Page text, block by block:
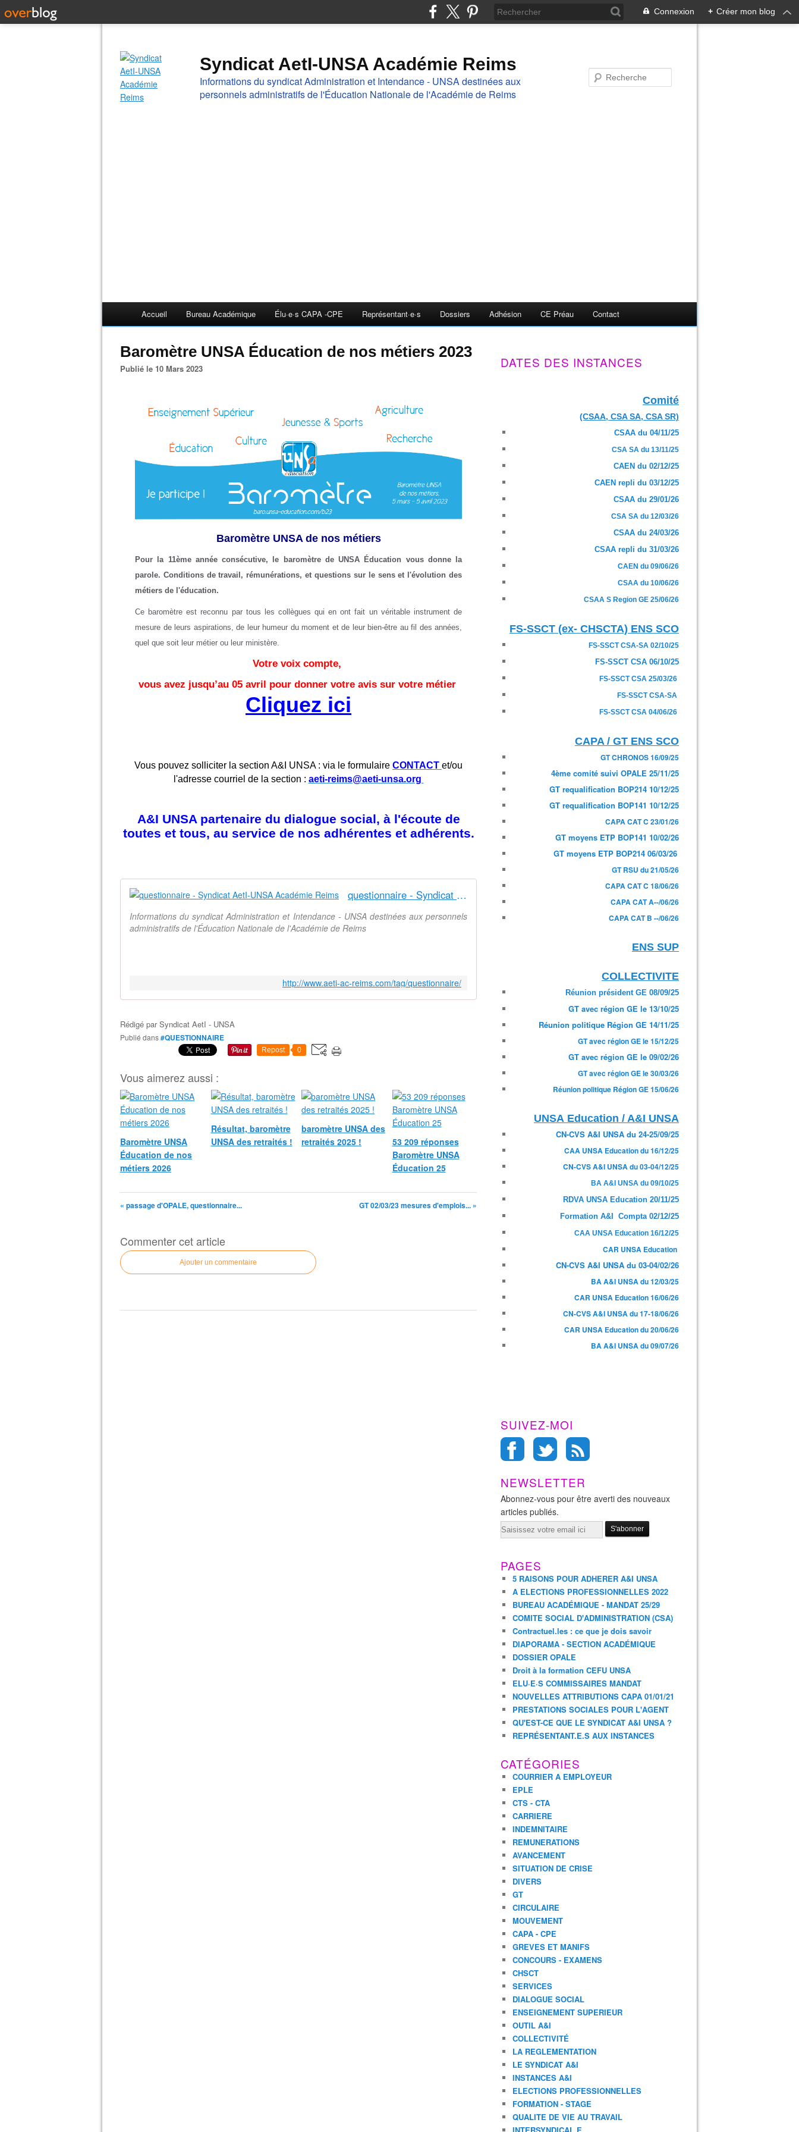
Connexion + Créer mon blog
Syndicat AetI-UNSA Académie Reims
Informations du syndicat Administration et Intendance - UNSA destinées aux
personnels administratifs de l'Éducation Nationale de l'Académie de Reims
Accueil Bureau Académique Élu·e·s CAPA -CPE Représentant·e·s Dossiers Adhésion CE Préau Contact
Baromètre UNSA Éducation de nos métiers 2023
Publié le 10 Mars 2023
Baromètre UNSA de nos métiers
Pour la 11ème année consécutive, le baromètre de UNSA Éducation vous donne la
parole. Conditions de travail, rémunérations, et questions sur le sens et l'évolution des
métiers de l'éducation.
Ce baromètre est reconnu par tous les collègues qui en ont fait un véritable instrument de
mesure de leurs aspirations, de leur humeur du moment et de leur bien-être au fil des années,
quel que soit leur métier ou leur ministère.
Votre voix compte,
vous avez jusqu’au 05 avril pour donner votre avis sur votre métier
Cliquez ici
Vous pouvez solliciter la section A&I UNSA : via le formulaire CONTACT et/ou
l'adresse courriel de la section : aeti-reims@aeti-unsa.org
A&I UNSA partenaire du dialogue social, à l'écoute de
toutes et tous, au service de nos adhérentes et adhérents.
questionnaire - Syndicat AetI-UNSA Académie Reims
Informations du syndicat Administration et Intendance - UNSA destinées aux personnels
administratifs de l'Éducation Nationale de l'Académie de Reims
http://www.aeti-ac-reims.com/tag/questionnaire/
Rédigé parSyndicat AetI - UNSA
Publié dans#QUESTIONNAIRE
Repost 0
Vous aimerez aussi :
Baromètre UNSA
Éducation de nos
métiers 2026
Résultat, baromètre
UNSA des retraités !
baromètre UNSA des
retraités 2025 !
53 209 réponses
Baromètre UNSA
Éducation 25
« passage d'OPALE, questionnaire... GT 02/03/23 mesures d'emplois... »
Commenter cet article
Ajouter un commentaire
DATES DES INSTANCES
Comité
(CSAA, CSA SA, CSA SR)
CSAA du 04/11/25
CSA SA du 13/11/25
CAEN du 02/12/25
CAEN repli du 03/12/25
CSAA du 29/01/26
CSA SA du 12/03/26
CSAA du 24/03/26
CSAA repli du 31/03/26
CAEN du 09/06/26
CSAA du 10/06/26
CSAA S Region GE 25/06/26
FS-SSCT (ex- CHSCTA) ENS SCO
FS-SSCT CSA-SA 02/10/25
FS-SSCT CSA 06/10/25
FS-SSCT CSA 25/03/26
FS-SSCT CSA-SA
FS-SSCT CSA 04/06/26
CAPA / GT ENS SCO
GT CHRONOS 16/09/25
4ème comité suivi OPALE 25/11/25
GT requalification BOP214 10/12/25
GT requalification BOP141 10/12/25
CAPA CAT C 23/01/26
GT moyens ETP BOP141 10/02/26
GT moyens ETP BOP214 06/03/26
GT RSU du 21/05/26
CAPA CAT C 18/06/26
CAPA CAT A--/06/26
CAPA CAT B --/06/26
ENS SUP
COLLECTIVITE
Réunion président GE 08/09/25
GT avec région GE le 13/10/25
Réunion politique Région GE 14/11/25
GT avec région GE le 15/12/25
GT avec région GE le 09/02/26
GT avec région GE le 30/03/26
Réunion politique Région GE 15/06/26
UNSA Education / A&I UNSA
CN-CVS A&I UNSA du 24-25/09/25
CAA UNSA Education du 16/12/25
CN-CVS A&I UNSA du 03-04/12/25
BA A&I UNSA du 09/10/25
RDVA UNSA Education 20/11/25
Formation A&I Compta 02/12/25
CAA UNSA Education 16/12/25
CAR UNSA Education
CN-CVS A&I UNSA du 03-04/02/26
BA A&I UNSA du 12/03/25
CAR UNSA Education 16/06/26
CN-CVS A&I UNSA du 17-18/06/26
CAR UNSA Education du 20/06/26
BA A&I UNSA du 09/07/26
SUIVEZ-MOI
NEWSLETTER
Abonnez-vous pour être averti des nouveaux
articles publiés.
Email
PAGES
5 RAISONS POUR ADHERER A&I UNSA
A ELECTIONS PROFESSIONNELLES 2022
BUREAU ACADÉMIQUE - MANDAT 25/29
COMITE SOCIAL D'ADMINISTRATION (CSA)
Contractuel.les : ce que je dois savoir
DIAPORAMA - SECTION ACADÉMIQUE
DOSSIER OPALE
Droit à la formation CEFU UNSA
ELU·E·S COMMISSAIRES MANDAT
NOUVELLES ATTRIBUTIONS CAPA 01/01/21
PRESTATIONS SOCIALES POUR L'AGENT
QU'EST-CE QUE LE SYNDICAT A&I UNSA ?
REPRÉSENTANT.E.S AUX INSTANCES
CATÉGORIES
COURRIER A EMPLOYEUR
EPLE
CTS - CTA
CARRIERE
INDEMNITAIRE
REMUNERATIONS
AVANCEMENT
SITUATION DE CRISE
DIVERS
GT
CIRCULAIRE
MOUVEMENT
CAPA - CPE
GREVES ET MANIFS
CONCOURS - EXAMENS
CHSCT
SERVICES
DIALOGUE SOCIAL
ENSEIGNEMENT SUPERIEUR
OUTIL A&I
COLLECTIVITÉ
LA REGLEMENTATION
LE SYNDICAT A&I
INSTANCES A&I
ELECTIONS PROFESSIONNELLES
FORMATION - STAGE
QUALITE DE VIE AU TRAVAIL